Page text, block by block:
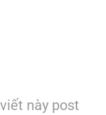
này post